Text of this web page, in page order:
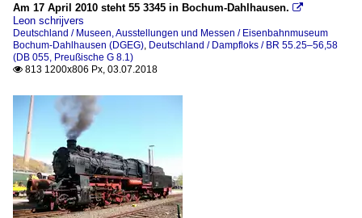
Am 17 April 2010 steht 55 3345 in Bochum-Dahlhausen. 
Leon schrijvers
Deutschland / Museen, Ausstellungen und Messen / Eisenbahnmuseum
Bochum-Dahlhausen (DGEG) Deutschland / Dampfloks / BR 55.25–56,58
(DB 055, Preußische G 8.1)
 813 1200x806 Px, 03.07.2018